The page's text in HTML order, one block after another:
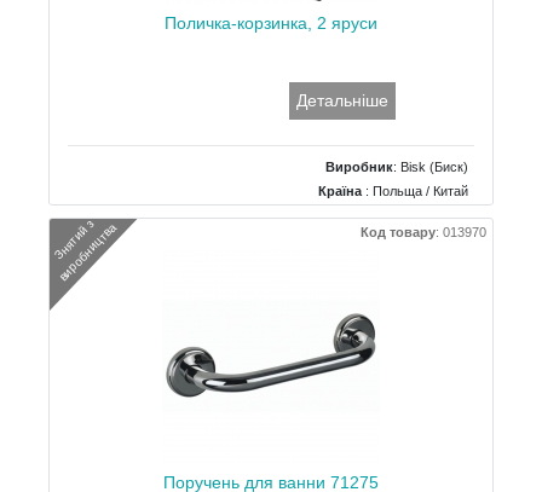
Поличка-корзинка, 2 яруси
Детальніше
Виробник: Bisk (Биск)
Країна : Польща / Китай
Тип: Полиця
З
н
я
т
и
й
з
в
и
р
о
б
н
и
ц
т
в
а Код товару: 013970
Поручень для ванни 71275